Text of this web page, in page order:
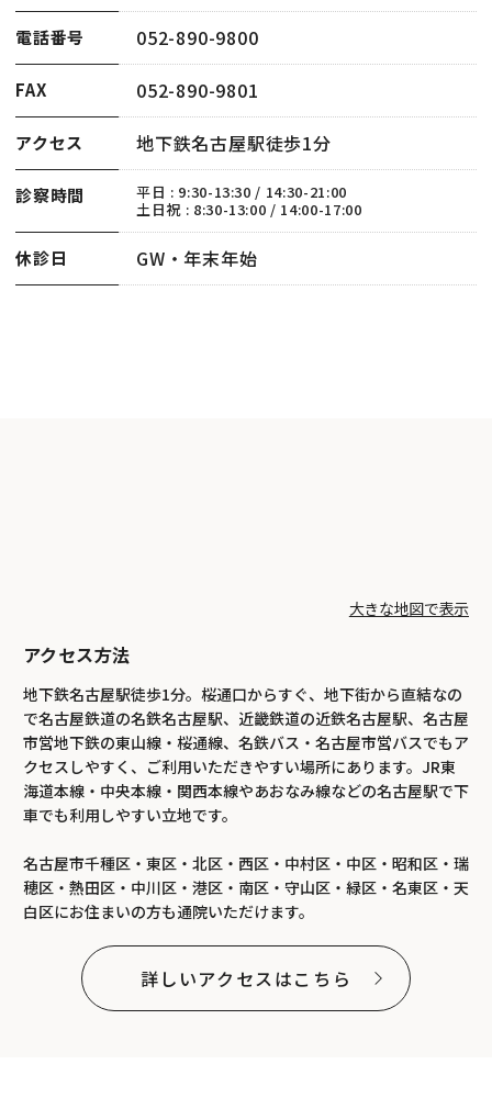
電話番号 052-890-9800
FAX 052-890-9801
アクセス 地下鉄名古屋駅徒歩1分
診察時間
平日 : 9:30-13:30 / 14:30-21:00
土日祝 : 8:30-13:00 / 14:00-17:00
休診日 GW・年末年始
アクセス方法
地下鉄名古屋駅徒歩1分。桜通口からすぐ、地下街から直結なの
で名古屋鉄道の名鉄名古屋駅、近畿鉄道の近鉄名古屋駅、名古屋
市営地下鉄の東山線・桜通線、名鉄バス・名古屋市営バスでもア
クセスしやすく、ご利用いただきやすい場所にあります。JR東
海道本線・中央本線・関西本線やあおなみ線などの名古屋駅で下
車でも利用しやすい立地です。
名古屋市千種区・東区・北区・西区・中村区・中区・昭和区・瑞
穂区・熱田区・中川区・港区・南区・守山区・緑区・名東区・天
白区にお住まいの方も通院いただけます。
詳しいアクセスはこちら
大きな地図で表示